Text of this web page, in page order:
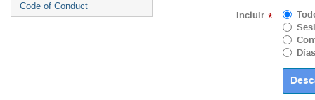
Code of Conduct
Incluir *